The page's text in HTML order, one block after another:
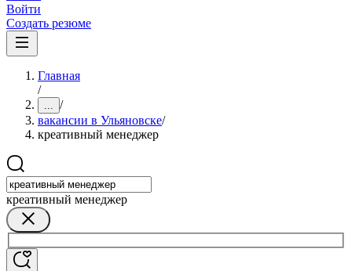
Войти
Создать резюме
Главная
/
... /
вакансии в Ульяновске/
креативный менеджер
креативный менеджер